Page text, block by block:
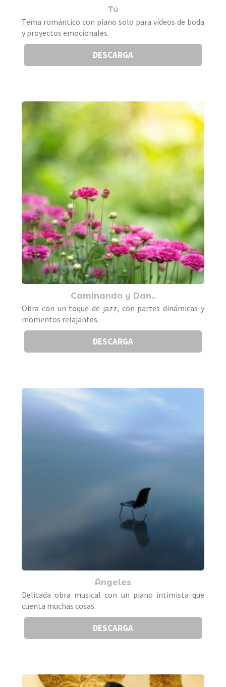
Tú
Tema romántico con piano solo para vídeos de boda
y proyectos emocionales.
DESCARGA
Caminando y Dan..
Obra con un toque de jazz, con partes dinámicas y
momentos relajantes.
DESCARGA
Ángeles
Delicada obra musical con un piano intimista que
cuenta muchas cosas.
DESCARGA